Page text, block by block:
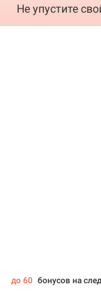
Не упустите
до 60 бонусов на